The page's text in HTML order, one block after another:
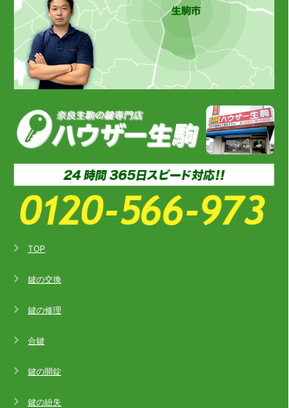
TOP
鍵の交換
鍵の修理
合鍵
鍵の開錠
鍵の紛失